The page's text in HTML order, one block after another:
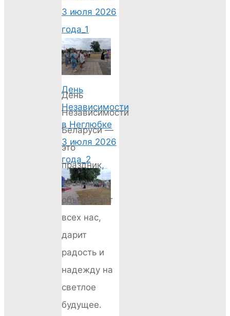
3 июля 2026
года_1
День
Независимости
в Неглюбке
3 июля 2026
года_2
День
Независимости
Беларуси —
это
праздник,
который
объединяет
всех нас,
дарит
радость и
надежду на
светлое
будущее.